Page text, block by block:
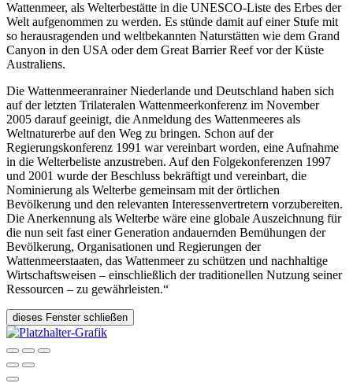
Wattenmeer, als Welterbestätte in die UNESCO-Liste des Erbes der
Welt aufgenommen zu werden. Es stünde damit auf einer Stufe mit
so herausragenden und weltbekannten Naturstätten wie dem Grand
Canyon in den USA oder dem Great Barrier Reef vor der Küste
Australiens.
Die Wattenmeeranrainer Niederlande und Deutschland haben sich
auf der letzten Trilateralen Wattenmeerkonferenz im November
2005 darauf geeinigt, die Anmeldung des Wattenmeeres als
Weltnaturerbe auf den Weg zu bringen. Schon auf der
Regierungskonferenz 1991 war vereinbart worden, eine Aufnahme
in die Welterbeliste anzustreben. Auf den Folgekonferenzen 1997
und 2001 wurde der Beschluss bekräftigt und vereinbart, die
Nominierung als Welterbe gemeinsam mit der örtlichen
Bevölkerung und den relevanten Interessenvertretern vorzubereiten.
Die Anerkennung als Welterbe wäre eine globale Auszeichnung für
die nun seit fast einer Generation andauernden Bemühungen der
Bevölkerung, Organisationen und Regierungen der
Wattenmeerstaaten, das Wattenmeer zu schützen und nachhaltige
Wirtschaftsweisen – einschließlich der traditionellen Nutzung seiner
Ressourcen – zu gewährleisten.“
dieses Fenster schließen